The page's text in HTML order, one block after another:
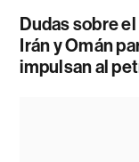
Dudas sobre
Irán y Omán
impulsan al